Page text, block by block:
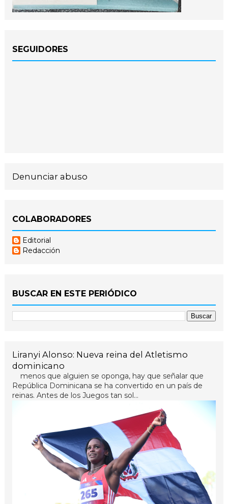
SEGUIDORES
Denunciar abuso
COLABORADORES
Editorial
Redacción
BUSCAR EN ESTE PERIÓDICO
Liranyi Alonso: Nueva reina del Atletismo
dominicano
menos que alguien se oponga, hay que señalar que
República Dominicana se ha convertido en un país de
reinas. Antes de los Juegos tan sol...